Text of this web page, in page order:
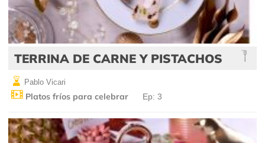
TERRINA DE CARNE Y PISTACHOS
Pablo Vicari
Platos fríos para celebrar Ep: 3